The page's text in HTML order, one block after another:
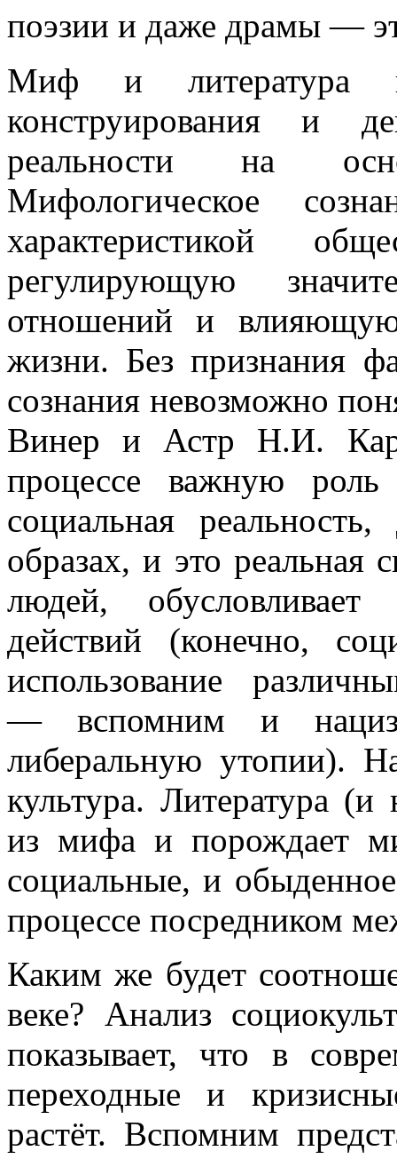
поэзии и даже драмы —
Миф и литература
конструирования и
реальности на
Мифологическое
характеристикой
регулирующую
отношений и
жизни. Без признания
сознания невозможно
Винер и Астр Н.И.
процессе важную
социальная
образах, и это реальная
людей,
действий (конечно,
использование
— вспомним и
либеральную утопии).
культура. Литература (и
из мифа и порождает
социальные, и
процессе посредником
Каким же будет
веке? Анализ
показывает, что в
переходные и
растёт. Вспомним